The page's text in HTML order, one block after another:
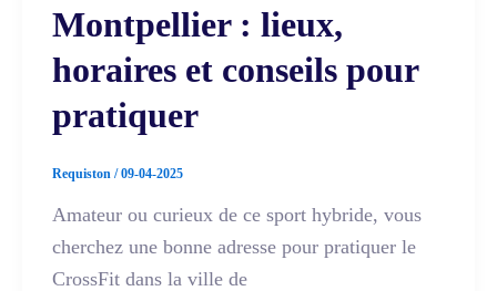
Montpellier : lieux,
horaires et conseils pour
pratiquer
Requiston /09-04-2025
Amateur ou curieux de ce sport hybride, vous
cherchez une bonne adresse pour pratiquer le
CrossFit dans la ville de